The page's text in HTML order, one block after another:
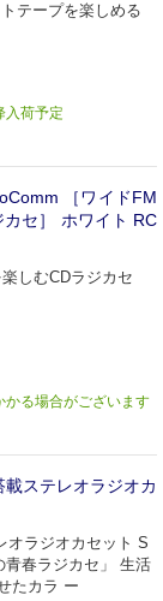
テープを楽しめる
入荷予定
［ワイドFM
セ］ ホワイト RC
しむCDラジカセ
る場合がございます
ステレオラジオカ
オラジオカセット S
青春ラジカセ」 生活
たカラ ー